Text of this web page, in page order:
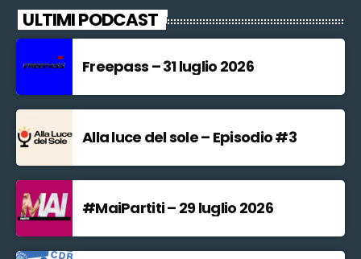
ULTIMI PODCAST
Freepass – 31 luglio 2026
Alla luce del sole – Episodio #3
#MaiPartiti – 29 luglio 2026